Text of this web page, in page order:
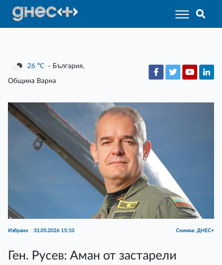
26 ℃ - България,
Община Варна
Избрано 31.05.2026 15:10 Снимка: ДНЕС+
Ген. Русев: Аман от застарели